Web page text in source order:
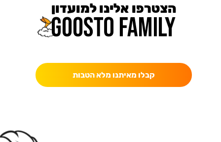
הצטרפו אלינו למועדון
קבלו מאיתנו מלא הטבות